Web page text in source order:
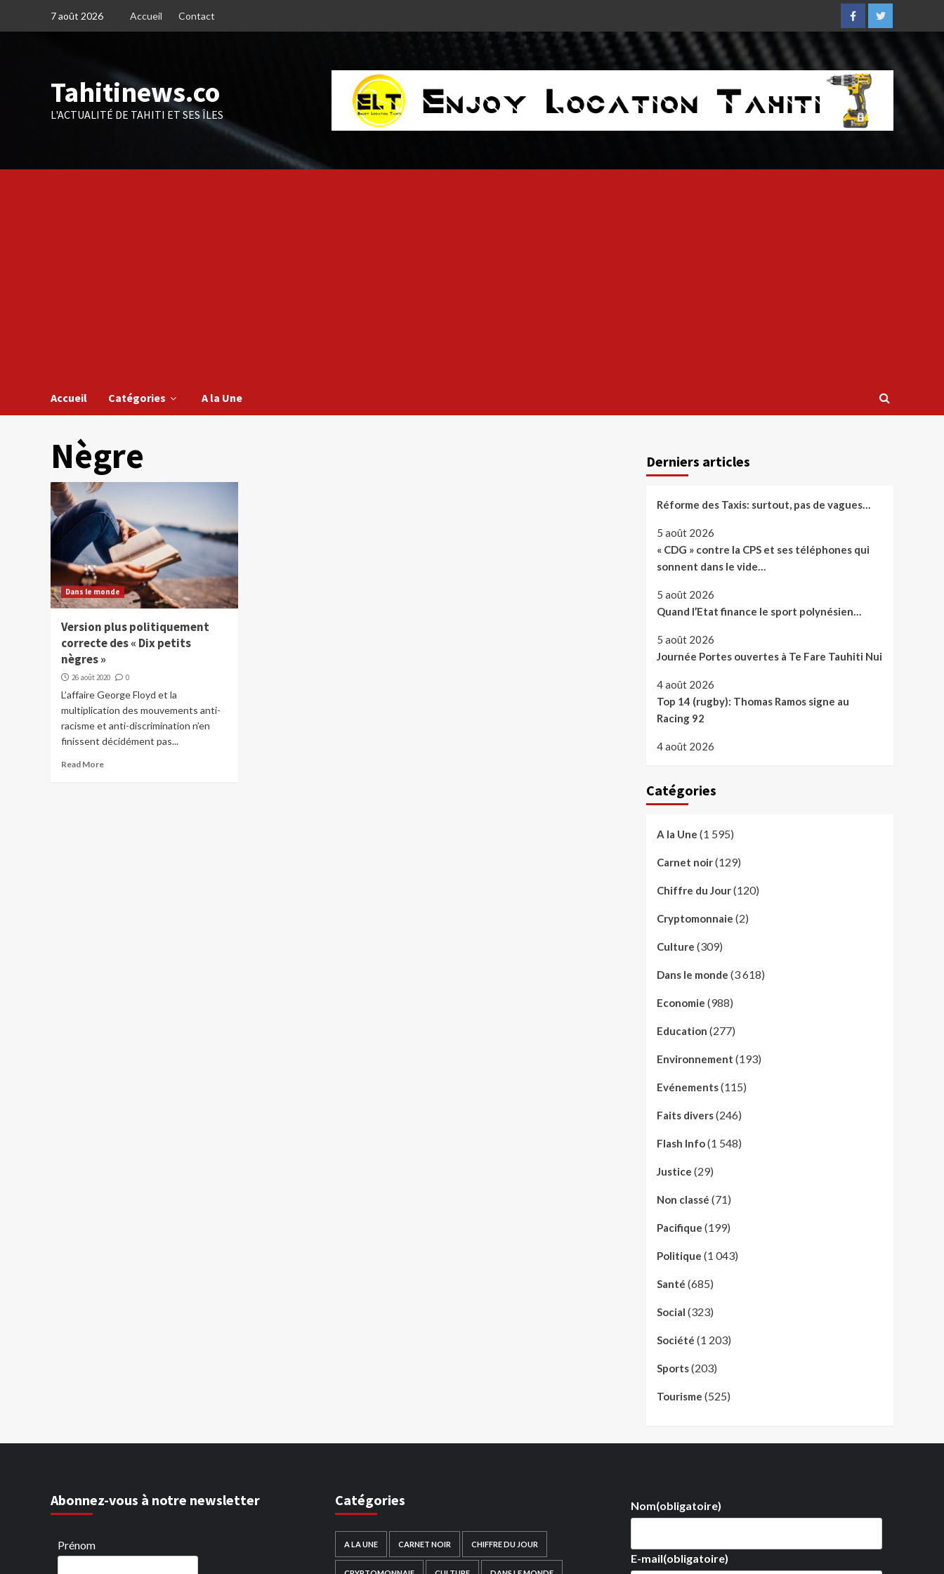
7 août 2026 Accueil Contact
FacebookTwitter
Tahitinews.co
L'ACTUALITÉ DE TAHITI ET SES ÎLES
Accueil Catégories A la Une
Nègre
Dans le monde
Version plus politiquement
correcte des « Dix petits
nègres »
26 août 2020 0
L’affaire George Floyd et la
multiplication des mouvements anti-
racisme et anti-discrimination n’en
finissent décidément pas...
Read More
Derniers articles
Réforme des Taxis: surtout, pas de vagues…
5 août 2026
« CDG » contre la CPS et ses téléphones qui
sonnent dans le vide…
5 août 2026
Quand l’Etat finance le sport polynésien…
5 août 2026
Journée Portes ouvertes à Te Fare Tauhiti Nui
4 août 2026
Top 14 (rugby): Thomas Ramos signe au
Racing 92
4 août 2026
Catégories
A la Une (1 595)
Carnet noir(129)
Chiffre du Jour(120)
Cryptomonnaie (2)
Culture (309)
Dans le monde (3 618)
Economie (988)
Education (277)
Environnement (193)
Evénements(115)
Faits divers(246)
Flash Info(1 548)
Justice (29)
Non classé (71)
Pacifique (199)
Politique (1 043)
Santé (685)
Social (323)
Société (1 203)
Sports(203)
Tourisme (525)
Abonnez-vous à notre newsletter
Prénom
Catégories
A LA UNE CARNET NOIR CHIFFRE DU JOUR
Nom(obligatoire)
E-mail(obligatoire)